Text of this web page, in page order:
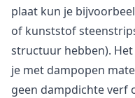
plaat kun je
of kunststof
structuur hebben).
je met dampopen
geen dampdichte verf